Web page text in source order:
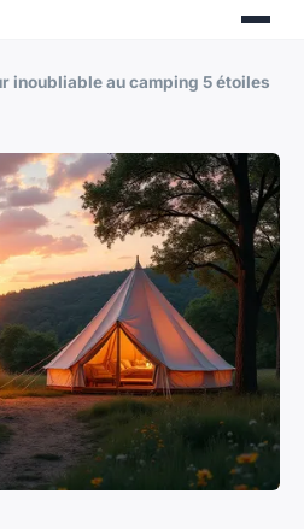
inoubliable au camping 5 étoiles